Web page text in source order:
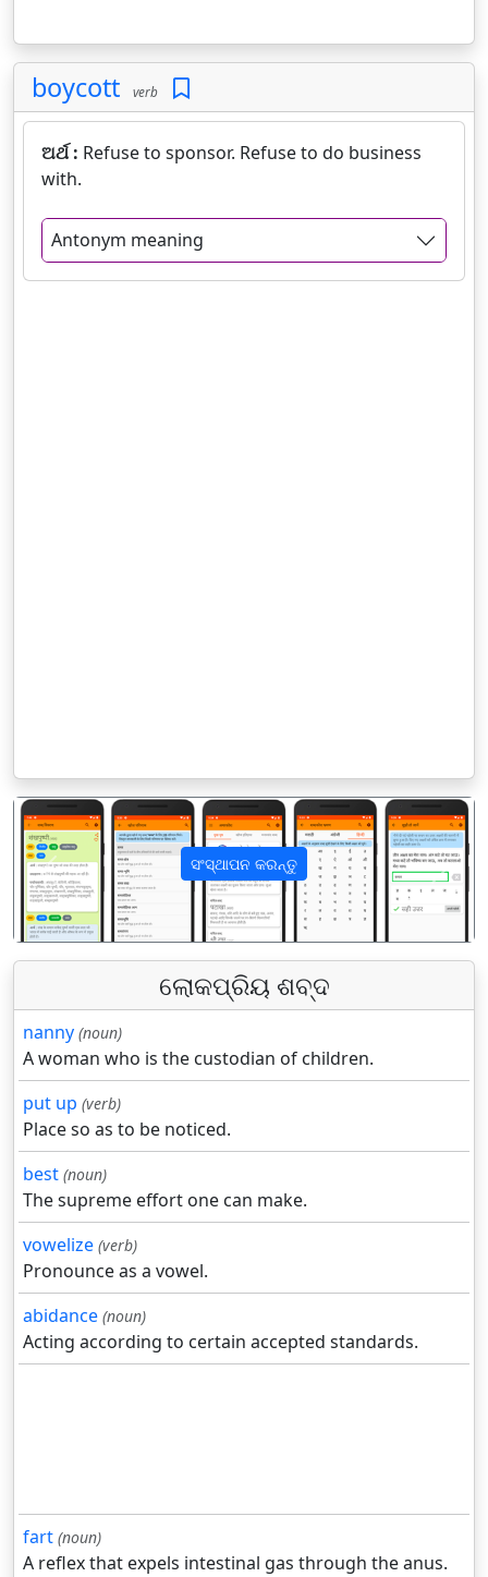
boycott verb
ଅର୍ଥ : Refuse to sponsor. Refuse to do business
with.
Antonym meaning
ସଂସ୍ଥାପନ କରନ୍ତୁ
पिछला अगला
ଲୋକପ୍ରିୟ ଶବ୍ଦ
nanny (noun)
A woman who is the custodian of children.
put up (verb)
Place so as to be noticed.
best (noun)
The supreme effort one can make.
vowelize (verb)
Pronounce as a vowel.
abidance (noun)
Acting according to certain accepted standards.
fart (noun)
A reflex that expels intestinal gas through the anus.